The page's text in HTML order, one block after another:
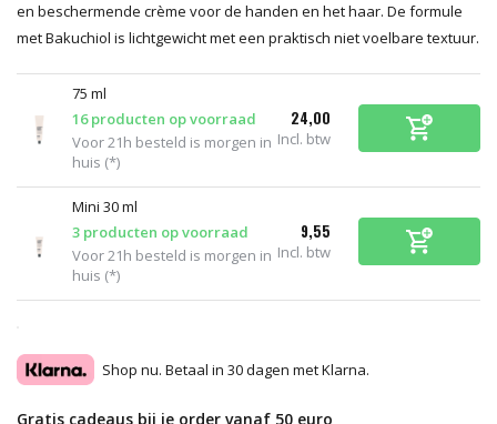
en beschermende crème voor de handen en het haar. De formule
met Bakuchiol is lichtgewicht met een praktisch niet voelbare textuur.
75 ml
16 producten op voorraad
Voor 21h besteld is morgen in
huis (*)
24,00
Incl. btw
Mini 30 ml
3 producten op voorraad
Voor 21h besteld is morgen in
huis (*)
9,55
Incl. btw
Shop nu. Betaal in 30 dagen met Klarna.
Gratis cadeaus bij je order vanaf 50 euro